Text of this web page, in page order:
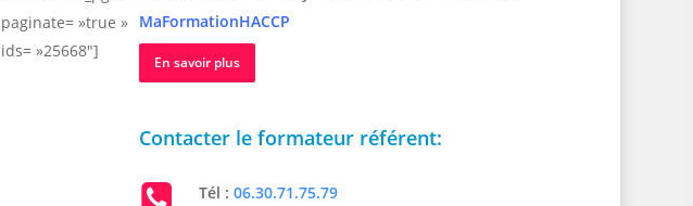
paginate= »true »
ids= »25668″]
MaFormationHACCP
En savoir plus
Contacter le formateur référent:
Tél : 06.30.71.75.79